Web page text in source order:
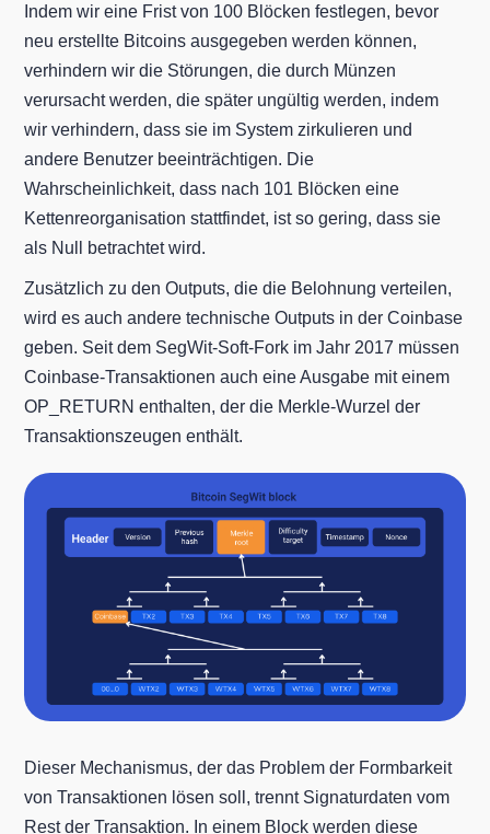
Indem wir eine Frist von 100 Blöcken festlegen, bevor
neu erstellte Bitcoins ausgegeben werden können,
verhindern wir die Störungen, die durch Münzen
verursacht werden, die später ungültig werden, indem
wir verhindern, dass sie im System zirkulieren und
andere Benutzer beeinträchtigen. Die
Wahrscheinlichkeit, dass nach 101 Blöcken eine
Kettenreorganisation stattfindet, ist so gering, dass sie
als Null betrachtet wird.
Zusätzlich zu den Outputs, die die Belohnung verteilen,
wird es auch andere technische Outputs in der Coinbase
geben. Seit dem SegWit-Soft-Fork im Jahr 2017 müssen
Coinbase-Transaktionen auch eine Ausgabe mit einem
OP_RETURN enthalten, der die Merkle-Wurzel der
Transaktionszeugen enthält.
Dieser Mechanismus, der das Problem der Formbarkeit
von Transaktionen lösen soll, trennt Signaturdaten vom
Rest der Transaktion. In einem Block werden diese